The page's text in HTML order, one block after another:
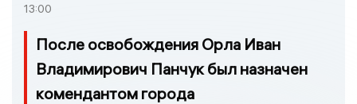
13:00
После освобождения Орла Иван
Владимирович Панчук был назначен
комендантом города